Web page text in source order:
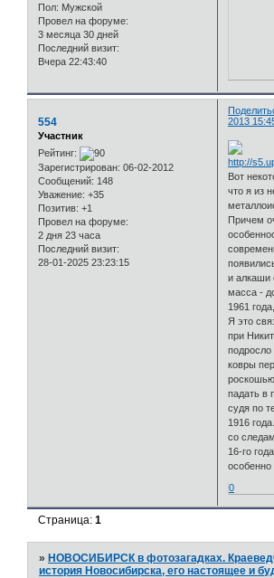
Пол: Мужской
Провел на форуме:
3 месяца 30 дней
Последний визит:
Вчера 22:43:40
2013
554
Участник
Рейтинг:
Зарегистрирован: 06-02-2012
Сообщений: 148
Уважение: +35
Позитив: +1
Провел на форуме:
2 дня 23 часа
Последний визит:
28-01-2025 23:23:15
Вот
что я из
Причем
и алкаши
масса -
1961
Я это
при
подросло
ковры
падать в
судя по
1916
со
16-го
особенно
0
Страница:1
»НОВОСИБИРСК в фотозагадках.
история Новосибирска, его настоящее и